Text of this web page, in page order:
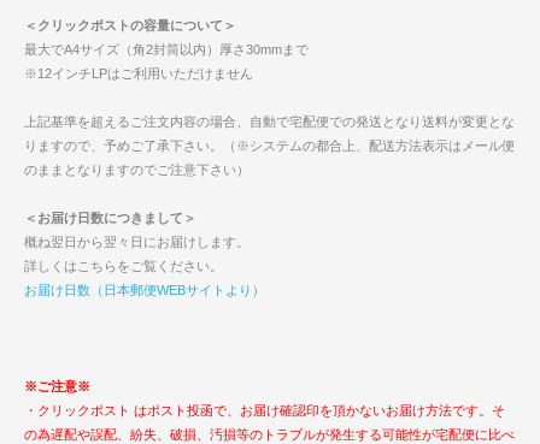
＜クリックポストの容量について＞
最大でA4サイズ（角2封筒以内）厚さ30mmまで
※12インチLPはご利用いただけません
上記基準を超えるご注文内容の場合、自動で宅配便での発送となり送料が変更とな
りますので、予めご了承下さい。（※システムの都合上、配送方法表示はメール便
のままとなりますのでご注意下さい）
＜お届け日数につきまして＞
概ね翌日から翌々日にお届けします。
詳しくはこちらをご覧ください。
お届け日数（日本郵便WEBサイトより）
※ご注意※
・クリックポスト はポスト投函で、お届け確認印を頂かないお届け方法です。そ
の為遅配や誤配、紛失、破損、汚損等のトラブルが発生する可能性が宅配便に比べ